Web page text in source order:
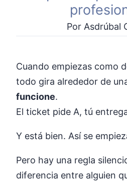
Por Asdrúbal
Cuando empiezas como
todo gira alrededor de
funcione.
El ticket pide A, tú
Y está bien. Así se
Pero hay una regla
diferencia entre alguien